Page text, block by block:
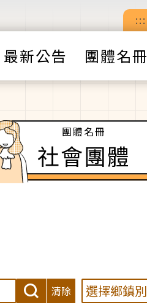
:::
最新公告 團體名冊
團體名冊
社會團體
清除